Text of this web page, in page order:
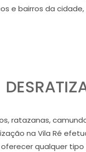
e bairros da
ratazanas,
na Vila Ré
oferecer qualquer tipo